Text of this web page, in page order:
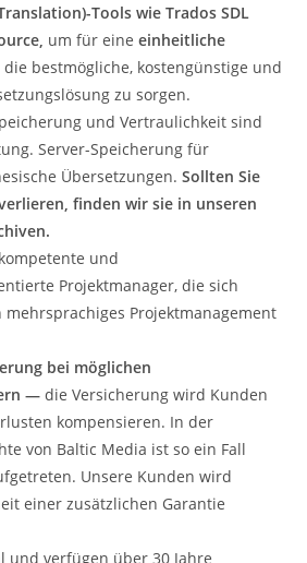
Tools wie Trados SDL
um für eineeinheitliche
die bestmögliche, kostengünstige und
zu sorgen.
und Vertraulichkeit sind
Server-Speicherung für
Übersetzungen.Sollten Sie
finden wir sie in unseren
und
Projektmanager, die sich
Projektmanagement
bei möglichen
—die Versicherung wird Kunden
kompensieren. In der
von Baltic Media ist so ein Fall
Unsere Kunden wird
einer zusätzlichen Garantie
und verfügen über 30 Jahre